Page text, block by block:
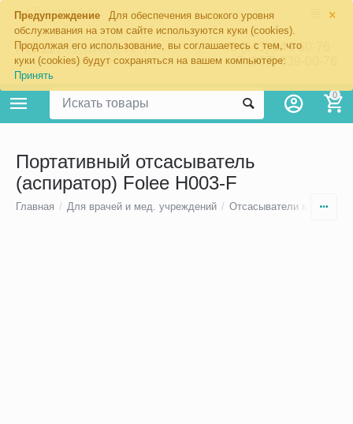
×
Предупреждение
Для обеспечения высокого уровня
обслуживания на этом сайте используются куки (cookies).
Продолжая его использование, вы соглашаетесь с тем, что
куки (cookies) будут сохраняться на вашем компьютере:
Принять
Екатеринбург
8 (343) 344-60-76
+7 (967) 639-00-76
0
Портативный отсасыватель
(аспиратор) Folee H003-F
Главная / Для врачей и мед. учреждений / Отсасыватели